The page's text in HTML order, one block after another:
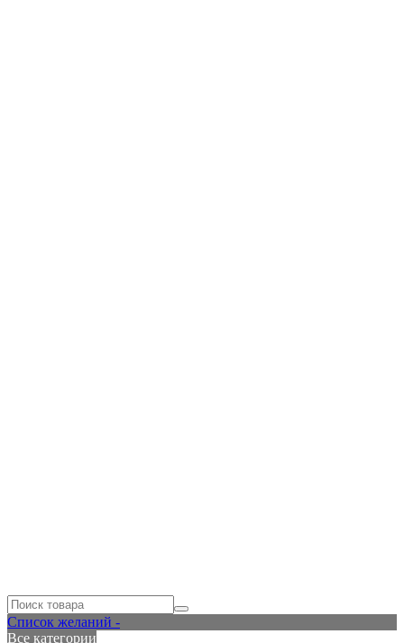
Список желаний -
Все категории